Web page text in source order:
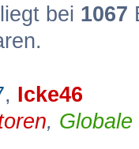
bei 1067
, Icke46
,